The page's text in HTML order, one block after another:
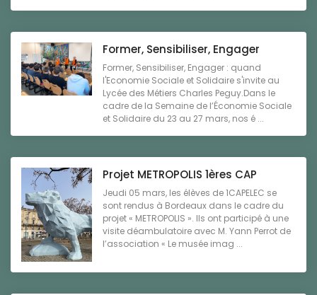
Former, Sensibiliser, Engager
Former, Sensibiliser, Engager : quand
l'Economie Sociale et Solidaire s'invite au
Lycée des Métiers Charles Peguy.Dans le
cadre de la Semaine de l’Économie Sociale
et Solidaire du 23 au 27 mars, nos é ...
Projet METROPOLIS 1ères CAP
Jeudi 05 mars, les élèves de 1CAPELEC se
sont rendus à Bordeaux dans le cadre du
projet « METROPOLIS ». Ils ont participé à une
visite déambulatoire avec M. Yann Perrot de
l’association « Le musée imag ...